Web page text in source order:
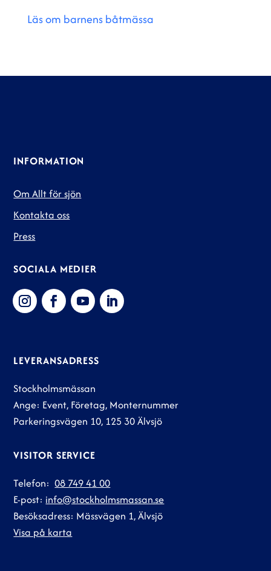
Läs om barnens båtmässa
INFORMATION
Om Allt för sjön
Kontakta oss
Press
SOCIALA MEDIER
LEVERANSADRESS
Stockholmsmässan
Ange: Event, Företag, Monternummer
Parkeringsvägen 10, 125 30 Älvsjö
VISITOR SERVICE
Telefon:08 749 41 00
E-post: info@stockholmsmassan.se
Besöksadress: Mässvägen 1, Älvsjö
Visa på karta